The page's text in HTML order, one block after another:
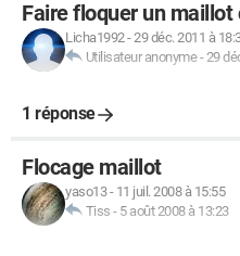
Faire floquer un maillot
Licha1992-29 déc. 2011 à
Utilisateur anonyme-29
1 réponse
Flocage maillot
yaso13- 11 juil. 2008 à 15:55
Tiss - 5 août 2008 à 13:23